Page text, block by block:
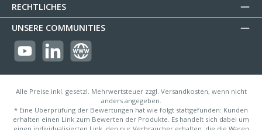
RECHTLICHES
UNSERE COMMUNITIES
https://youtube.com/@reflectogmbh2119?si=Oew0U3xn87ZcBMoM
LinkedIn Website
Alle Preise inkl. gesetzl. Mehrwertsteuer zzgl. Versandkosten, wenn nicht
anders angegeben.
* Eine Überprüfung der Bewertungen hat wie folgt stattgefunden: Kunden
erhalten einen Link zum Bewerten der Produkte. Es handelt sich dabei um